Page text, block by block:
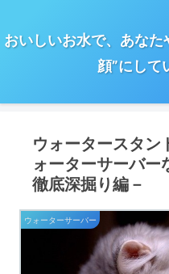
おいしいお水で、あなた
顔”にして
ウォータースタン
ォーターサーバー
徹底深掘り編－
ウォーターサーバー